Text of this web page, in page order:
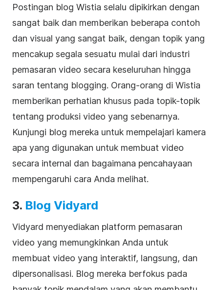
Postingan blog Wistia selalu dipikirkan dengan
sangat baik dan memberikan beberapa contoh
dan visual yang sangat baik, dengan topik yang
mencakup segala sesuatu mulai dari industri
pemasaran video secara keseluruhan hingga
saran tentang blogging. Orang-orang di Wistia
memberikan perhatian khusus pada topik-topik
tentang produksi video yang sebenarnya.
Kunjungi blog mereka untuk mempelajari kamera
apa yang digunakan untuk membuat video
secara internal dan bagaimana pencahayaan
mempengaruhi cara Anda melihat.
3. Blog Vidyard
Vidyard menyediakan platform pemasaran
video yang memungkinkan Anda untuk
membuat video yang interaktif, langsung, dan
dipersonalisasi. Blog mereka berfokus pada